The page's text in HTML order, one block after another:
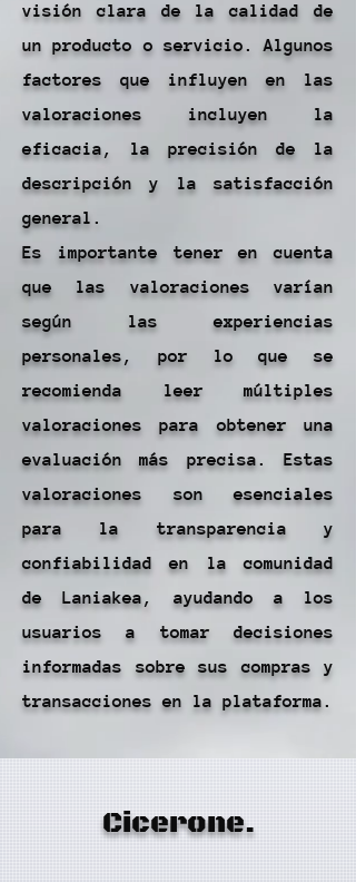
visión clara de la calidad de
un producto o servicio. Algunos
factores que influyen en las
valoraciones incluyen la
eficacia, la precisión de la
descripción y la satisfacción
general.
Es importante tener en cuenta
que las valoraciones varían
según las experiencias
personales, por lo que se
recomienda leer múltiples
valoraciones para obtener una
evaluación más precisa. Estas
valoraciones son esenciales
para la transparencia y
confiabilidad en la comunidad
de Laniakea, ayudando a los
usuarios a tomar decisiones
informadas sobre sus compras y
transacciones en la plataforma.
Cicerone.